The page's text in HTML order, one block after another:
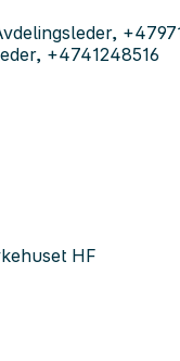
+4741248516
HF